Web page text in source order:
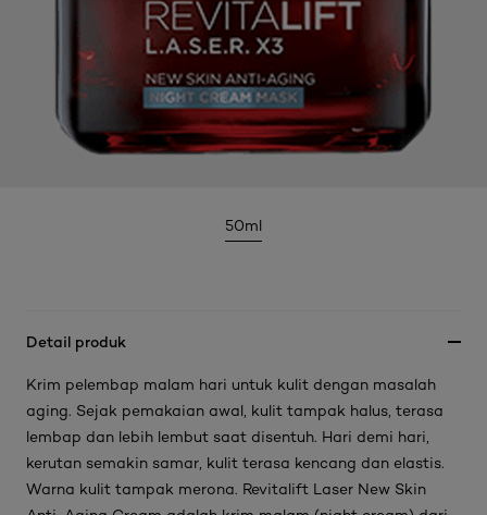
50ml
Detail produk
Krim pelembap malam hari untuk kulit dengan masalah
aging. Sejak pemakaian awal, kulit tampak halus, terasa
lembap dan lebih lembut saat disentuh. Hari demi hari,
kerutan semakin samar, kulit terasa kencang dan elastis.
Warna kulit tampak merona. Revitalift Laser New Skin